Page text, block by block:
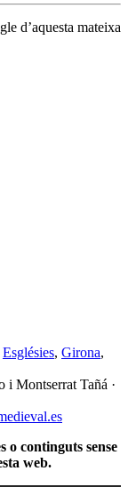
d’aquesta mateixa
Esglésies, Girona,
i Montserrat Tañá ·
o continguts sense
web.